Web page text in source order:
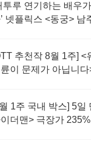
투루 연기하는 배우
넷플릭스 <동궁> 남
추천작 8월 1주] <
이 문제가 아닙니
1주 국내 박스] 5일
더맨> 극장가